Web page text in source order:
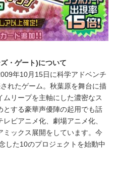
・ゲート)について
年10月15日に科学アドベンチ
れたゲーム。秋葉原を舞台に描
リープを主軸にした濃密なス
とする豪華声優陣の起用でも話
ビアニメ化、劇場アニメ化、
ックス展開をしています。今
した10のプロジェクトを始動中